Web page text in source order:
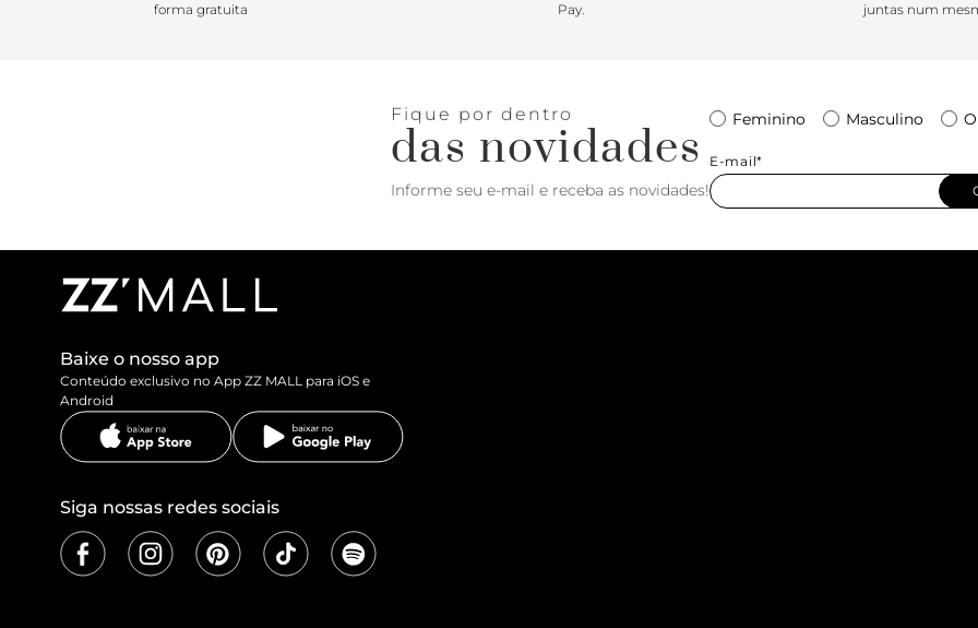
forma gratuita
Pay.
juntas num
Fique por dentro
das novidades
Informe seu e-mail e receba as novidades!
Feminino Masculino
E-mail*
Baixe o nosso app
Conteúdo exclusivo no App ZZ MALL para iOS e
Android
Siga nossas redes sociais